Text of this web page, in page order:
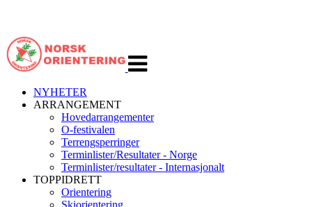
navigasjon
NYHETER
ARRANGEMENT
Hovedarrangementer
O-festivalen
Terrengsperringer
Terminlister/Resultater - Norge
Terminlister/resultater - Internasjonalt
TOPPIDRETT
Orientering
Skiorientering